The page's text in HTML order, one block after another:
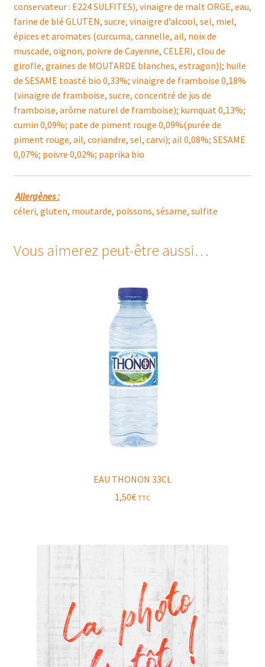
conservateur : E224 SULFITES), vinaigre de malt ORGE, eau,
farine de blé GLUTEN, sucre, vinaigre d’alcool, sel, miel,
épices et aromates (curcuma, cannelle, ail, noix de
muscade, oignon, poivre de Cayenne, CELERI, clou de
girofle, graines de MOUTARDE blanches, estragon)); huile
de SESAME toasté bio 0,33%; vinaigre de framboise 0,18%
(vinaigre de framboise, sucre, concentré de jus de
framboise, arôme naturel de framboise); kumquat 0,13%;
cumin 0,09%; pate de piment rouge 0,09%(purée de
piment rouge, ail, coriandre, sel, carvi); ail 0,08%; SESAME
0,07%; poivre 0,02%; paprika bio
Allergènes :
céleri, gluten, moutarde, poissons, sésame, sulfite
Vous aimerez peut-être aussi…
EAU THONON 33CL
1,50€ TTC